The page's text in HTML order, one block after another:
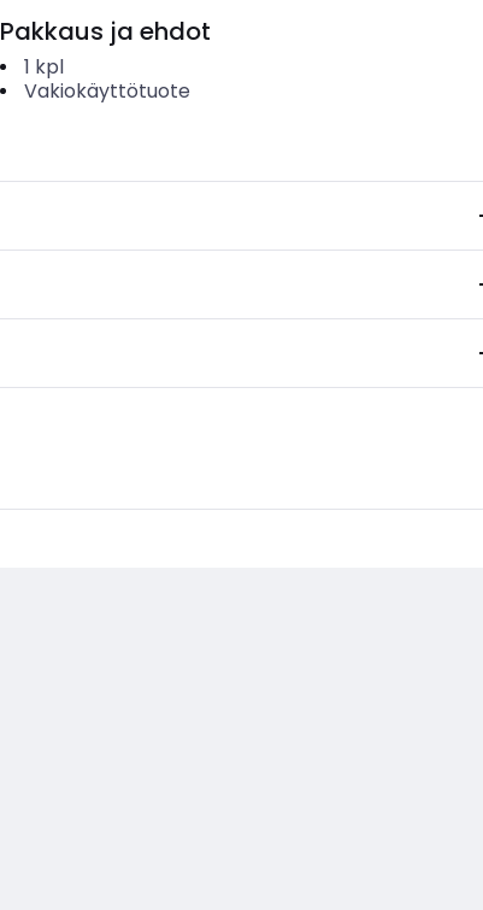
Pakkaus ja ehdot
1 kpl
Vakiokäyttötuote